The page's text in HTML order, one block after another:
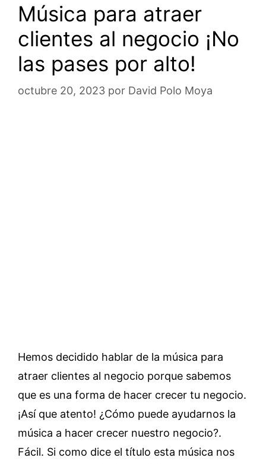
Música para atraer
clientes al negocio ¡No
las pases por alto!
octubre 20, 2023 por David Polo Moya
Hemos decidido hablar de la música para
atraer clientes al negocio porque sabemos
que es una forma de hacer crecer tu negocio.
¡Así que atento! ¿Cómo puede ayudarnos la
música a hacer crecer nuestro negocio?.
Fácil. Si como dice el título esta música nos